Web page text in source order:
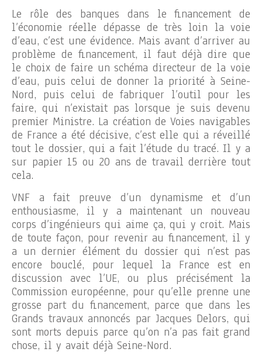
Le rôle des banques dans le financement de
l’économie réelle dépasse de très loin la voie
d’eau, c’est une évidence. Mais avant d’arriver au
problème de financement, il faut déjà dire que
le choix de faire un schéma directeur de la voie
d’eau, puis celui de donner la priorité à Seine-
Nord, puis celui de fabriquer l’outil pour les
faire, qui n’existait pas lorsque je suis devenu
premier Ministre. La création de Voies navigables
de France a été décisive, c’est elle qui a réveillé
tout le dossier, qui a fait l’étude du tracé. Il y a
sur papier 15 ou 20 ans de travail derrière tout
cela.
VNF a fait preuve d’un dynamisme et d’un
enthousiasme, il y a maintenant un nouveau
corps d’ingénieurs qui aime ça, qui y croit. Mais
de toute façon, pour revenir au financement, il y
a un dernier élément du dossier qui n’est pas
encore bouclé, pour lequel la France est en
discussion avec l’UE, ou plus précisément la
Commission européenne, pour qu’elle prenne une
grosse part du financement, parce que dans les
Grands travaux annoncés par Jacques Delors, qui
sont morts depuis parce qu’on n’a pas fait grand
chose, il y avait déjà Seine-Nord.